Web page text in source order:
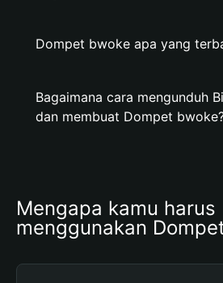
Dompet bwoke apa yang
Bagaimana cara mengunduh
dan membuat Dompet
Mengapa kamu harus
menggunakan